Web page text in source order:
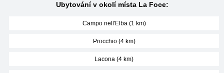
Ubytování v okolí místa La Foce:
Campo nell'Elba (1 km)
Procchio (4 km)
Lacona (4 km)